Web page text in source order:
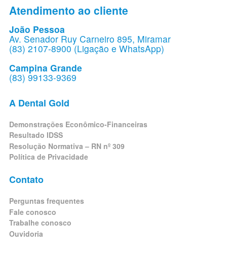
Atendimento ao cliente
João Pessoa
Av. Senador Ruy Carneiro 895, Miramar
(83) 2107-8900 (Ligação e WhatsApp)
Campina Grande
(83) 99133-9369
A Dental Gold
Demonstrações Econômico-Financeiras
Resultado IDSS
Resolução Normativa – RN nº 309
Política de Privacidade
Contato
Perguntas frequentes
Fale conosco
Trabalhe conosco
Ouvidoria